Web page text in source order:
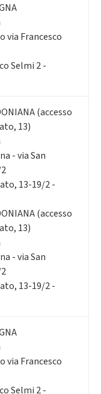
via Francesco
Selmi 2 -
(accesso
13)
- via San
13-19/2 -
(accesso
13)
- via San
13-19/2 -
via Francesco
Selmi 2 -